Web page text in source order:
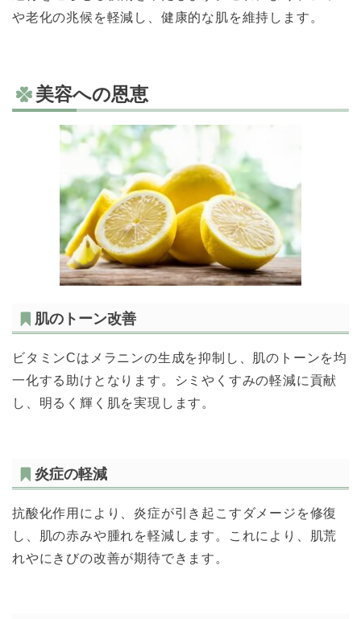
や老化の兆候を軽減し、健康的な肌を維持します。
美容への恩恵
肌のトーン改善
ビタミンCはメラニンの生成を抑制し、肌のトーンを均
一化する助けとなります。シミやくすみの軽減に貢献
し、明るく輝く肌を実現します。
炎症の軽減
抗酸化作用により、炎症が引き起こすダメージを修復
し、肌の赤みや腫れを軽減します。これにより、肌荒
れやにきびの改善が期待できます。